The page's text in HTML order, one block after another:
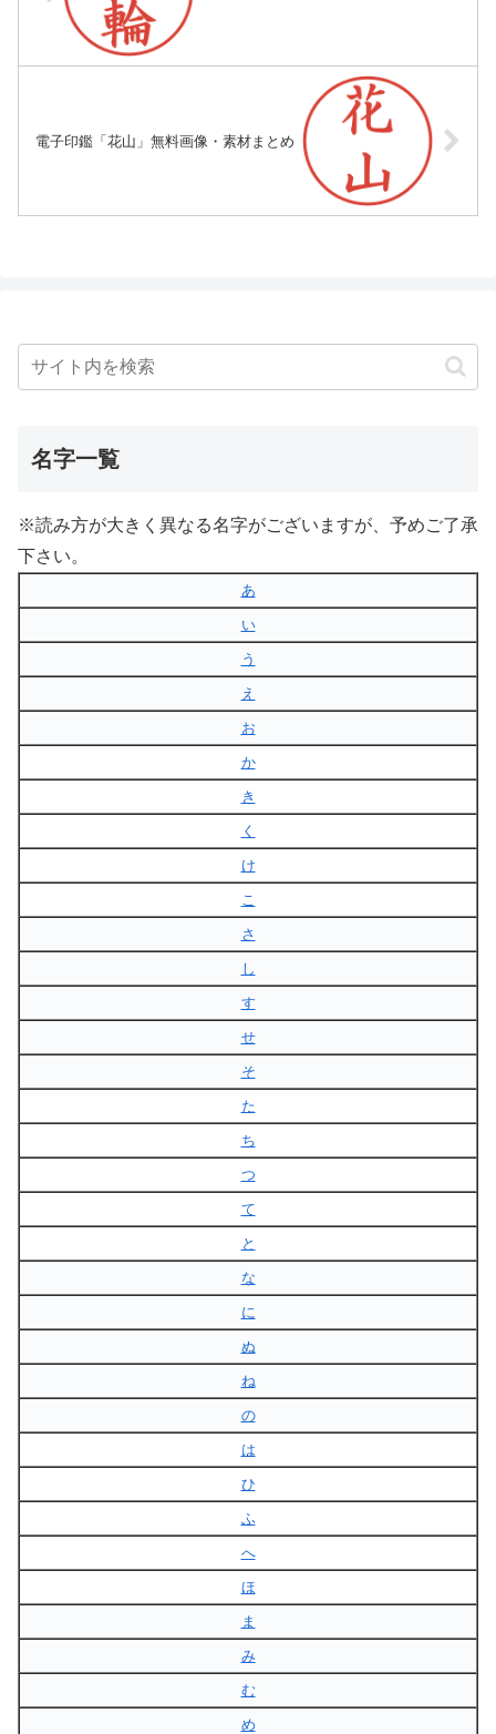
電子印鑑「花山」無料画像・素材まとめ
名字一覧
※読み方が大きく異なる名字がございますが、予めご了承
下さい。
あ
い
う
え
お
か
き
く
け
こ
さ
し
す
せ
そ
た
ち
つ
て
と
な
に
ぬ
ね
の
は
ひ
ふ
へ
ほ
ま
み
む
め